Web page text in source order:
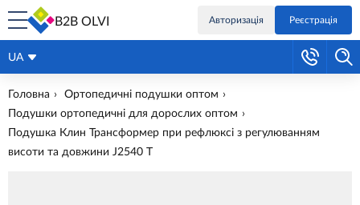
B2B OLVI Авторизація Реєстрація
UA
Головна
Ортопедичні подушки оптом
Подушки ортопедичні для дорослих оптом
Подушка Клин Трансформер при рефлюксі з регулюванням
висоти та довжини J2540 Т